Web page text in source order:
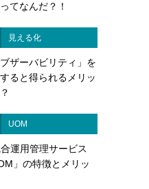
てなんだ？！
見える化
ブザーバビリティ」を
ると得られるメリッ
UOM
運用管理サービス
」の特徴とメリッ